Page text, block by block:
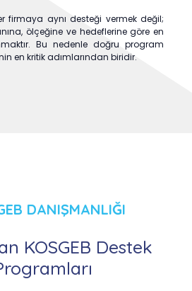
firmaya aynı desteği vermek değil;
ölçeğine ve hedeflerine göre en
Bu nedenle doğru program
en kritik adımlarından biridir.
DANIŞMANLIĞI
KOSGEB Destek